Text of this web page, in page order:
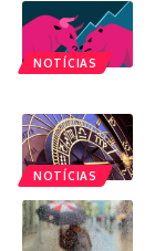
NOTÍCIAS
NOTÍCIAS